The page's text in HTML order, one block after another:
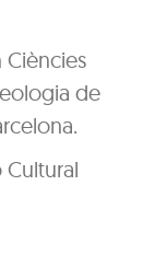
Ciències
de